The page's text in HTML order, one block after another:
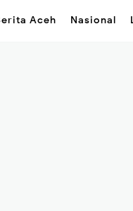
Aceh Nasional